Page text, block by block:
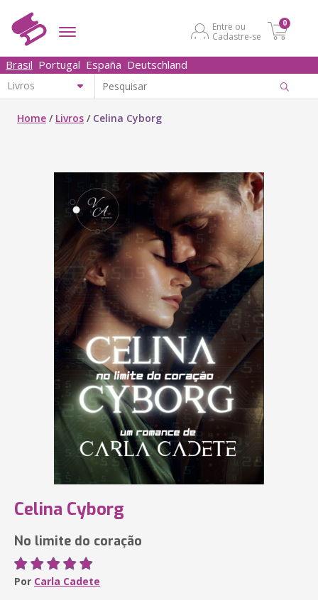
Entre ou
Cadastre-se
0
Brasil Portugal España Deutschland
Home / Livros / Celina Cyborg
Celina Cyborg
No limite do coração
Por Carla Cadete